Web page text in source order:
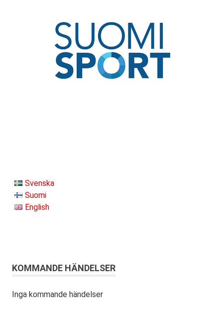
Svenska
Suomi
English
KOMMANDE HÄNDELSER
Inga kommande händelser